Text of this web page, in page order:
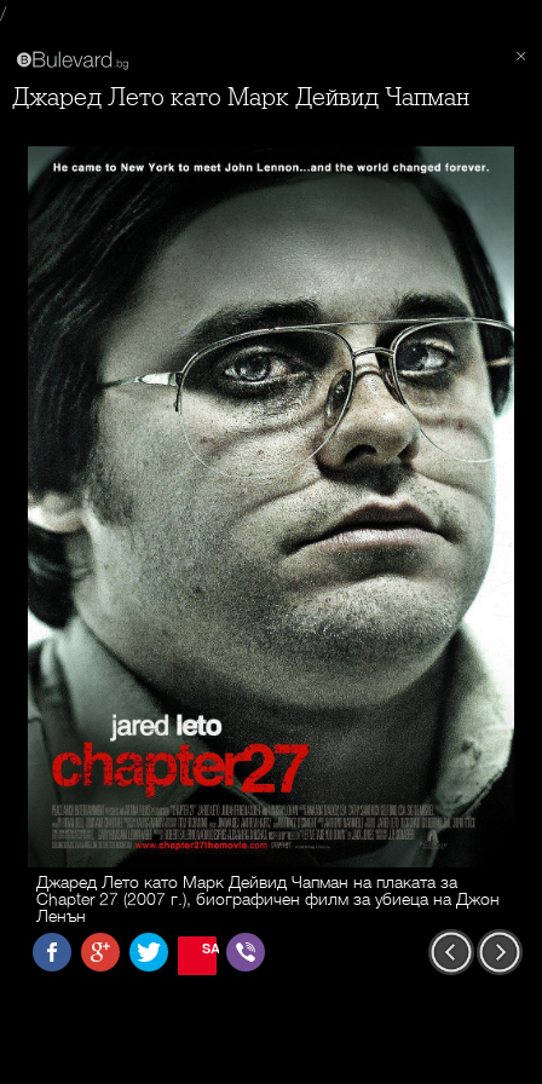
/
Джаред Лето като Марк Дейвид Чапман
Джаред Лето като Марк Дейвид Чапман на плаката за
Chapter 27 (2007 г.), биографичен филм за убиеца на Джон
Ленън
SAVE